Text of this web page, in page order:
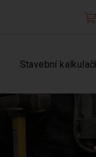
Stavební